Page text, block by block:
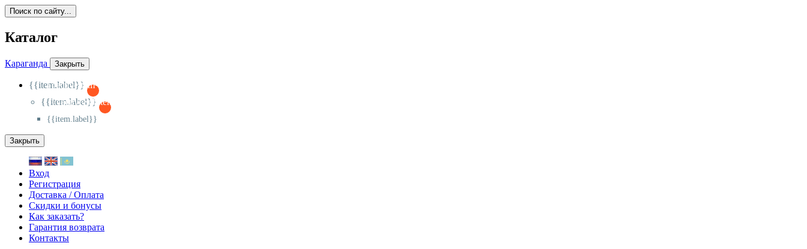
Поиск по сайту...
Каталог
Караганда Закрыть
{{item.label}}
{{activeItem==item.id?'-
{{item.label}}
{{activeSubitem==item.id?'-
{{item.label}}
Закрыть
Вход
Регистрация
Доставка / Оплата
Скидки и бонусы
Как заказать?
Гарантия возврата
Контакты